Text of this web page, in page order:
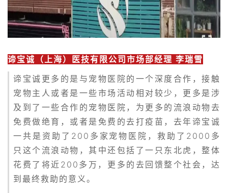
谛宝诚（上海）医技有限公司市场部经理 李瑞雪
谛宝诚更多的是与宠物医院的一个深度合作，接触
宠物主人或者是一些市场活动相对较少，更多是涉
及到了一些合作的宠物医院，为更多的流浪动物去
免费做绝育，或者是免费的去打疫苗，去年谛宝诚
一共是资助了200多家宠物医院，救助了2000多
只这个流浪动物，其中还包括了一只东北虎，整体
花费了将近200多万，更多的去回馈整个社会，达
到最终救助的意义。